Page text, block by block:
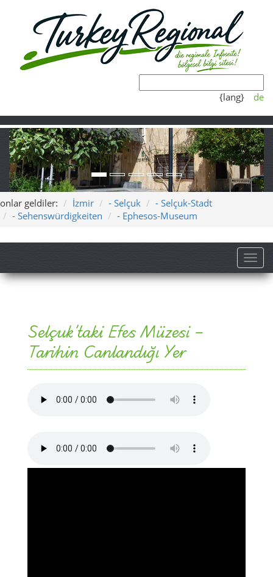
{lang} de
onlar geldiler: İzmir - Selçuk
- Selçuk-Stadt
- Sehenswürdigkeiten
- Ephesos-Museum
Selçuk’taki Efes Müzesi –
Tarihin Canlandığı Yer